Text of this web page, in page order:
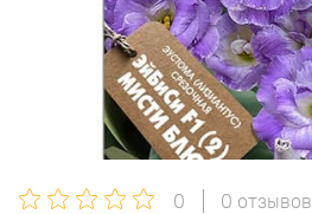
0 0 отзывов